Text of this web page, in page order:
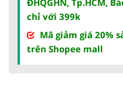
chỉ với 399k
Mã giảm giá 20%
trên Shopee mall